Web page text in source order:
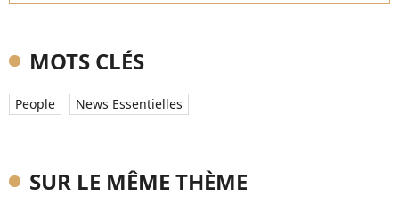
MOTS CLÉS
People News Essentielles
SUR LE MÊME THÈME